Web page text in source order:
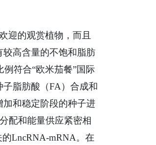
迎的观赏植物，而且
高含量的不饱和脂肪
符合“欧米茄餐”国际
脂肪酸（FA）合成和
和稳定阶段的种子进
配和能量供应紧密相
LncRNA-mRNA。在